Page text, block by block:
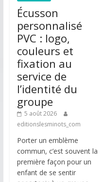
Écusson
personnalisé
PVC : logo,
couleurs et
fixation au
service de
l’identité du
groupe
5 août 2026
editionslesminots_com
Porter un emblème
commun, c’est souvent la
première façon pour un
enfant de se sentir